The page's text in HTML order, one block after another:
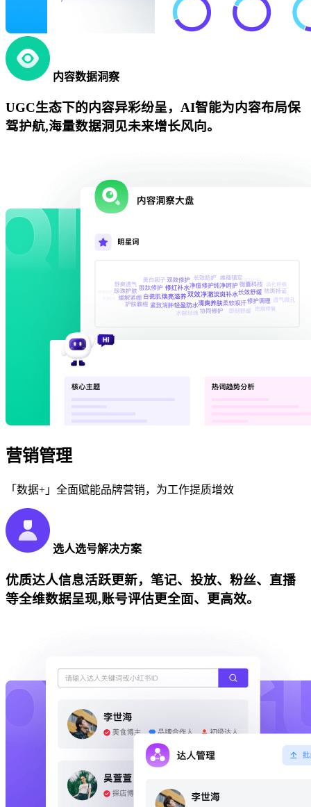
内容数据洞察
UGC生态下的内容异彩纷呈，AI智能为内容布局保
驾护航,海量数据洞见未来增长风向。
营销管理
「数据+」全面赋能品牌营销，为工作提质增效
选人选号解决方案
优质达人信息活跃更新，笔记、投放、粉丝、直播
等全维数据呈现,账号评估更全面、更高效。